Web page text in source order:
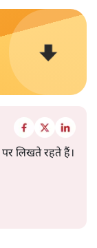
पर लिखते रहते हैं।